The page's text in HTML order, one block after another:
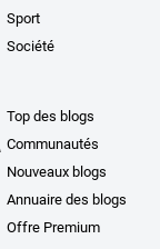
Sport
Société
Top des blogs
Communautés
Nouveaux blogs
Annuaire des blogs
Offre Premium